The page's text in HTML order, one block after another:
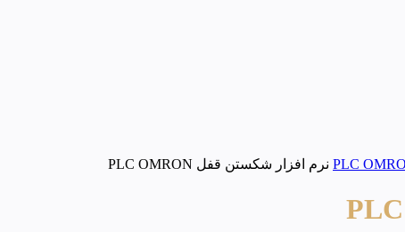
نرم افزار شکستن قفل PLC OMRON